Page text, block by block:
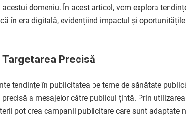
domeniu. În acest articol, vom explora
în era digitală, evidențiind impactul și
Precisă
tendințe în publicitatea pe teme de sănătate
a mesajelor către publicul țintă. Prin
pot crea campanii publicitare care sunt adaptate